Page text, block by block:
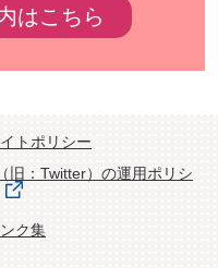
はこちら
トポリシー
旧：Twitter）の運用ポリシ
ク集